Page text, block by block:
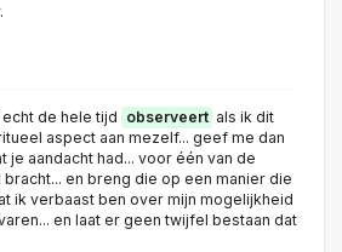
de hele tijd observeert als ik dit
aspect aan mezelf... geef me dan
je aandacht had... voor één van de
en breng die op een manier die
ik verbaast ben over mijn mogelijkheid
en laat er geen twijfel bestaan dat